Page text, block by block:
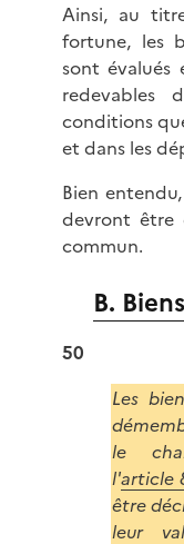
Ainsi, au
fortune, les
sont évalués
redevables
conditions
et dans les
Bien
devront être
commun.
B.
50
Les
le
l'article
être
leur